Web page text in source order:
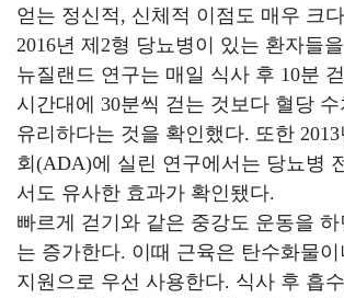
보
기
로
그
인
하
기
(current)
얻는 정신적, 신체적 이점도 매우 크
2016년 제2형 당뇨병이 있는 환자들
뉴질랜드 연구는 매일 식사 후 10분
시간대에 30분씩 걷는 것보다 혈당 수
유리하다는 것을 확인했다. 또한
회(ADA)에 실린 연구에서는 당뇨병
서도 유사한 효과가 확인됐다.
빠르게 걷기와 같은 중강도 운동을
는 증가한다. 이때 근육은 탄수화물이
지원으로 우선 사용한다. 식사 후 흡